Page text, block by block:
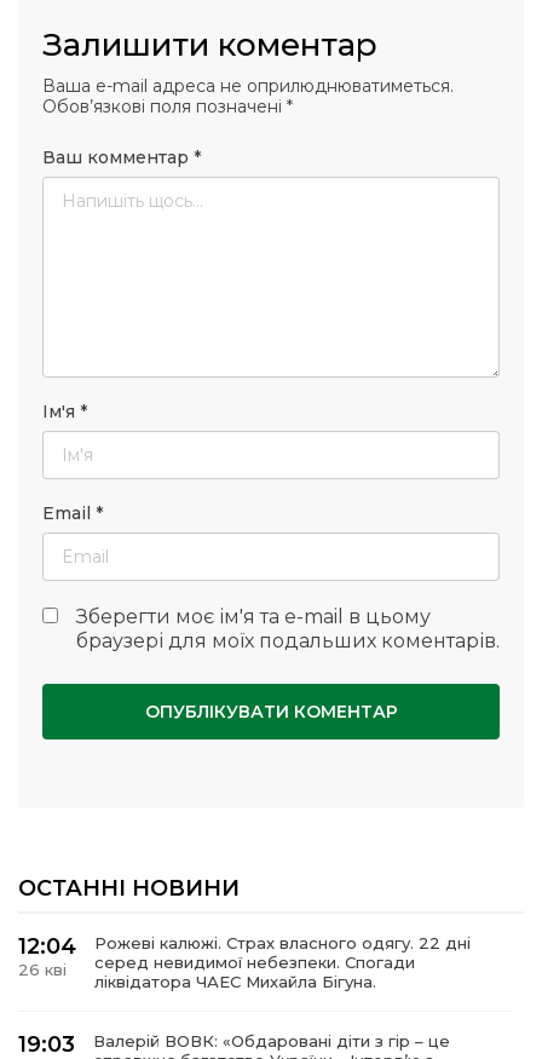
Залишити коментар
Ваша e-mail адреса не оприлюднюватиметься.
Обов’язкові поля позначені *
Ваш комментар *
Ім'я *
Email *
Зберегти моє ім'я та e-mail в цьому
браузері для моїх подальших коментарів.
ОСТАННІ НОВИНИ
12:04
26 кві
Рожеві калюжі. Страх власного одягу. 22 дні
серед невидимої небезпеки. Спогади
ліквідатора ЧАЕС Михайла Бігуна.
19:03
Валерій ВОВК: «Обдаровані діти з гір – це